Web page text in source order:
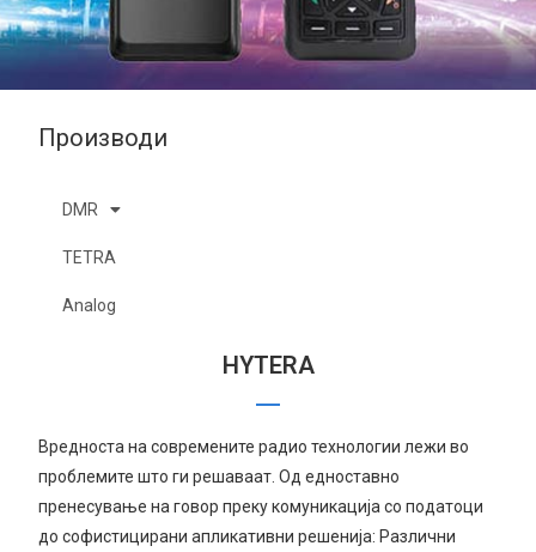
Производи
DMR
TETRA
Analog
HYTERA
Вредноста на современите радио технологии лежи во
проблемите што ги решаваат. Од едноставно
пренесување на говор преку комуникација со податоци
до софистицирани апликативни решенија: Различни